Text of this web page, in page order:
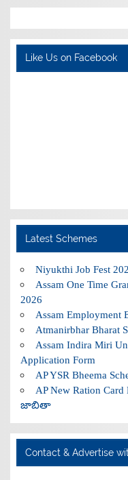
Like Us on Facebook
Latest Schemes
Niyukthi Job Fest
Assam One Time
2026
Assam Employment
Atmanirbhar Bharat
Assam Indira Miri
Application Form
AP YSR Bheema
AP New Ration
జాబితా
Contact & Advertise